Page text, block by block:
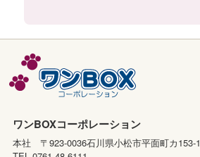
ワンBOXコーポレーション
本社 〒923-0036石川県小松市平面町カ153-1